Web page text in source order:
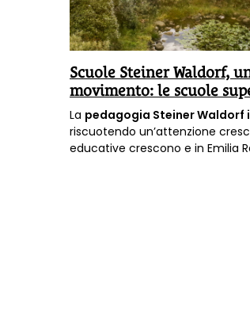
Scuole Steiner Waldorf,
movimento: le scuole
a otto
La pedagogia Steiner Waldorf
riscuotendo un’attenzione
educative crescono e in Emilia